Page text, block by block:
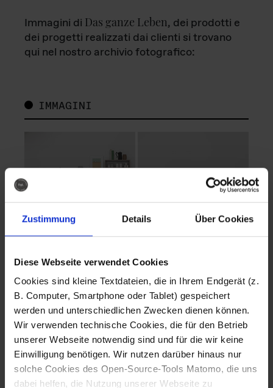
Zustimmung Details Über Cookies
Diese Webseite verwendet Cookies
Cookies sind kleine Textdateien, die in Ihrem Endgerät (z.
B. Computer, Smartphone oder Tablet) gespeichert
werden und unterschiedlichen Zwecken dienen können.
Wir verwenden technische Cookies, die für den Betrieb
unserer Webseite notwendig sind und für die wir keine
Einwilligung benötigen. Wir nutzen darüber hinaus nur
solche Cookies des Open-Source-Tools Matomo, die uns
dabei helfen, die Nutzung unserer Webseite zu
Immagini di Das ganze Leben, dei prodotti e
dei progetti realizzati dai clienti si trovano
qui nel nostro archivio fotografico:
IMMAGINI
Fotografo: Lorenz
Sternbach
Download
Fotografo: Lorenz
Sternbach
Download